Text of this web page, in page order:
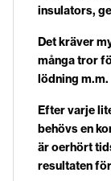
insulators,
Det kräver
många tror
lödning m.m.
Efter varje
behövs en
är oerhört
resultaten